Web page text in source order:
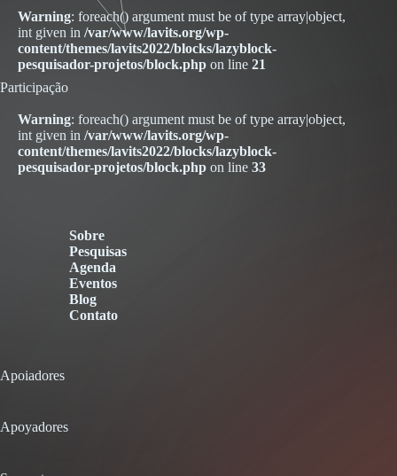
Warning: foreach() argument must be of type array|object,
int given in /var/www/lavits.org/wp-
content/themes/lavits2022/blocks/lazyblock-
pesquisador-projetos/block.php on line 21
Participação
Warning: foreach() argument must be of type array|object,
int given in /var/www/lavits.org/wp-
content/themes/lavits2022/blocks/lazyblock-
pesquisador-projetos/block.php on line 33
Sobre
Pesquisas
Agenda
Eventos
Blog
Contato
Apoiadores
Apoyadores